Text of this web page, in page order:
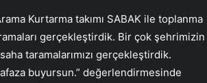
Kurtarma takımı SABAK ile toplanma
gerçekleştirdik. Bir çok şehrimizin
taramalarımızı gerçekleştirdik.
buyursun.” değerlendirmesinde